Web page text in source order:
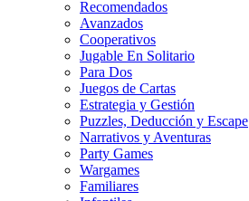
Recomendados
Avanzados
Cooperativos
Jugable En Solitario
Para Dos
Juegos de Cartas
Estrategia y Gestión
Puzzles, Deducción y Escape
Narrativos y Aventuras
Party Games
Wargames
Familiares